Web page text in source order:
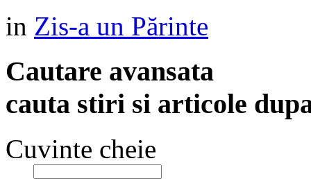
in Zis-a un Părinte
Cautare avansata
cauta stiri si articole
Cuvinte cheie